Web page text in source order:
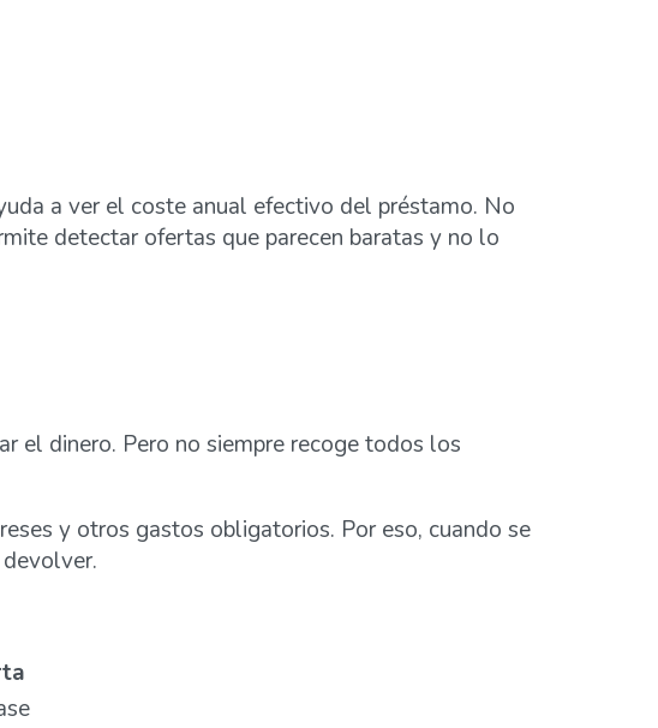
a ver el coste anual efectivo del préstamo. No
detectar ofertas que parecen baratas y no lo
el dinero. Pero no siempre recoge todos los
y otros gastos obligatorios. Por eso, cuando se